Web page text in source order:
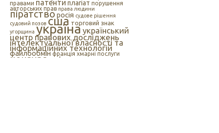
правами патентиплагіат порушення
авторських прав права людини
піратстворосія судове рішення
судовий позов сша торговий знак
угорщина українаукраїнський
центр правових досліджень
інтелектуальної власності та
інформаційних технологій
файлообмін франція хмарні послуги
цензура цифрова музика